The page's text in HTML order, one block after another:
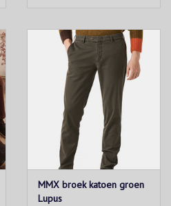
MMX broek katoen groen
Lupus